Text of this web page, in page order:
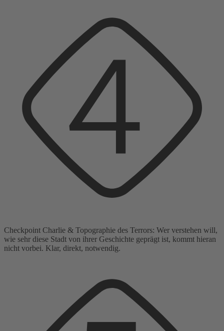
Checkpoint Charlie & Topographie des Terrors: Wer verstehen will,
wie sehr diese Stadt von ihrer Geschichte geprägt ist, kommt hieran
nicht vorbei. Klar, direkt, notwendig.